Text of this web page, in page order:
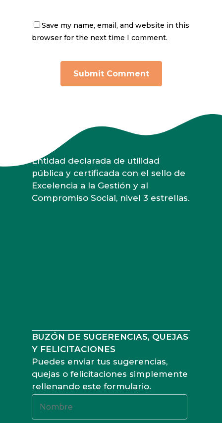
Save my name, email, and website in this
browser for the next time I comment.
Entidad declarada de utilidad
pública y certificada con el sello de
Excelencia a la Gestión y al
Compromiso Social, nivel 3 estrellas.
BUZÓN DE SUGERENCIAS, QUEJAS
Y FELICITACIONES
Puedes enviar tus sugerencias,
quejas o felicitaciones simplemente
rellenando este formulario.